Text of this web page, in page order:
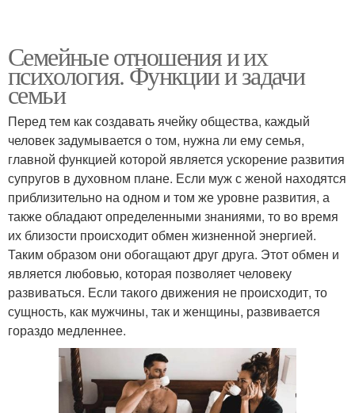
Семейные отношения и их
психология. Функции и задачи
семьи
Перед тем как создавать ячейку общества, каждый
человек задумывается о том, нужна ли ему семья,
главной функцией которой является ускорение развития
супругов в духовном плане. Если муж с женой находятся
приблизительно на одном и том же уровне развития, а
также обладают определенными знаниями, то во время
их близости происходит обмен жизненной энергией.
Таким образом они обогащают друг друга. Этот обмен и
является любовью, которая позволяет человеку
развиваться. Если такого движения не происходит, то
сущность, как мужчины, так и женщины, развивается
гораздо медленнее.